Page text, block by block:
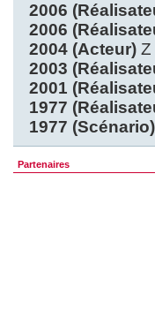
2006
2006
2004 (Acteur) Z
2003
2001
1977
1977 (Scénario)
Partenaires